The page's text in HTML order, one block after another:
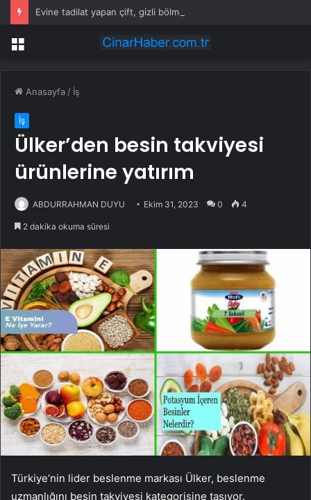
Menü
Anasayfa / İş
İş
Ülker’den besin takviyesi
ürünlerine yatırım
ABDURRAHMAN DUYU Ekim 31, 2023 0 4
2 dakika okuma süresi
Türkiye’nin lider beslenme markası Ülker, beslenme
uzmanlığını besin takviyesi kategorisine taşıyor.